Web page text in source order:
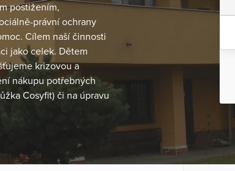
postižením,
právní ochrany
Cílem naší činnosti
jako celek. Dětem
krizovou a
nákupu potřebných
Cosyfit) či na úpravu